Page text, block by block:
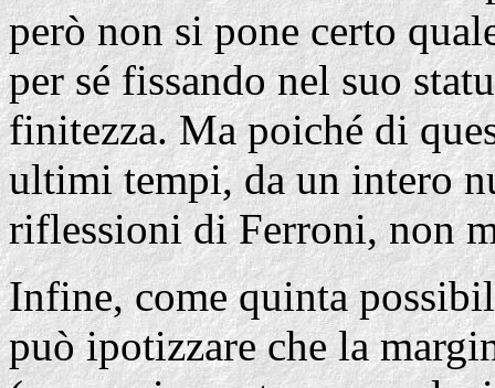
però non si pone certo
per sé fissando nel suo
finitezza. Ma poiché di
ultimi tempi, da un intero
riflessioni di Ferroni, non
Infine, come quinta
può ipotizzare che la